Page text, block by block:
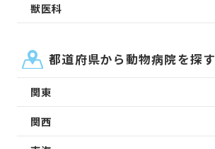
獣医科
都道府県から動物病院を探す
関東
関西